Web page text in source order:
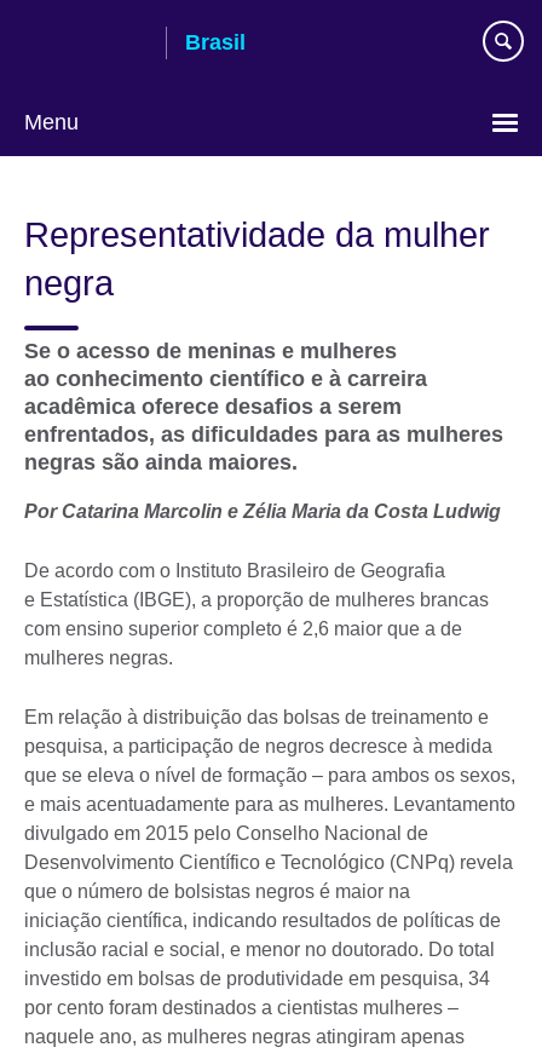
Brasil
Menu
language
Representatividade da mulher
negra
Se o acesso de meninas e mulheres
ao conhecimento científico e à carreira
acadêmica oferece desafios a serem
enfrentados, as dificuldades para as mulheres
negras são ainda maiores.
Por Catarina Marcolin e Zélia Maria da Costa Ludwig
De acordo com o Instituto Brasileiro de Geografia
e Estatística (IBGE), a proporção de mulheres brancas
com ensino superior completo é 2,6 maior que a de
mulheres negras.
Em relação à distribuição das bolsas de treinamento e
pesquisa, a participação de negros decresce à medida
que se eleva o nível de formação – para ambos os sexos,
e mais acentuadamente para as mulheres. Levantamento
divulgado em 2015 pelo Conselho Nacional de
Desenvolvimento Científico e Tecnológico (CNPq) revela
que o número de bolsistas negros é maior na
iniciação científica, indicando resultados de políticas de
inclusão racial e social, e menor no doutorado. Do total
investido em bolsas de produtividade em pesquisa, 34
por cento foram destinados a cientistas mulheres –
naquele ano, as mulheres negras atingiram apenas